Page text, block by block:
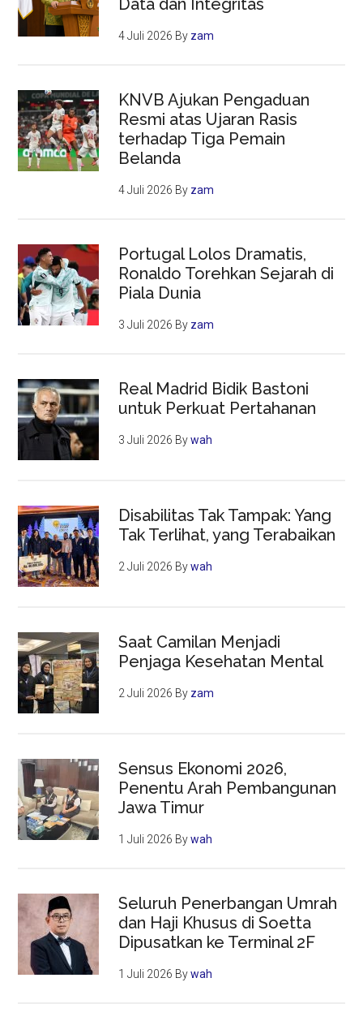
Data dan Integritas
4 Juli 2026 By zam
KNVB Ajukan Pengaduan
Resmi atas Ujaran Rasis
terhadap Tiga Pemain
Belanda
4 Juli 2026 By zam
Portugal Lolos Dramatis,
Ronaldo Torehkan Sejarah di
Piala Dunia
3 Juli 2026 By zam
Real Madrid Bidik Bastoni
untuk Perkuat Pertahanan
3 Juli 2026 Bywah
Disabilitas Tak Tampak: Yang
Tak Terlihat, yang Terabaikan
2 Juli 2026 Bywah
Saat Camilan Menjadi
Penjaga Kesehatan Mental
2 Juli 2026 By zam
Sensus Ekonomi 2026,
Penentu Arah Pembangunan
Jawa Timur
1 Juli 2026 Bywah
Seluruh Penerbangan Umrah
dan Haji Khusus di Soetta
Dipusatkan ke Terminal 2F
1 Juli 2026 Bywah